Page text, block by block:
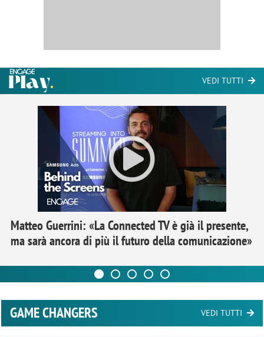
VEDI TUTTI
Matteo Guerrini: «La Connected TV è già il presente,
ma sarà ancora di più il futuro della comunicazione»
GAME CHANGERS VEDI TUTTI